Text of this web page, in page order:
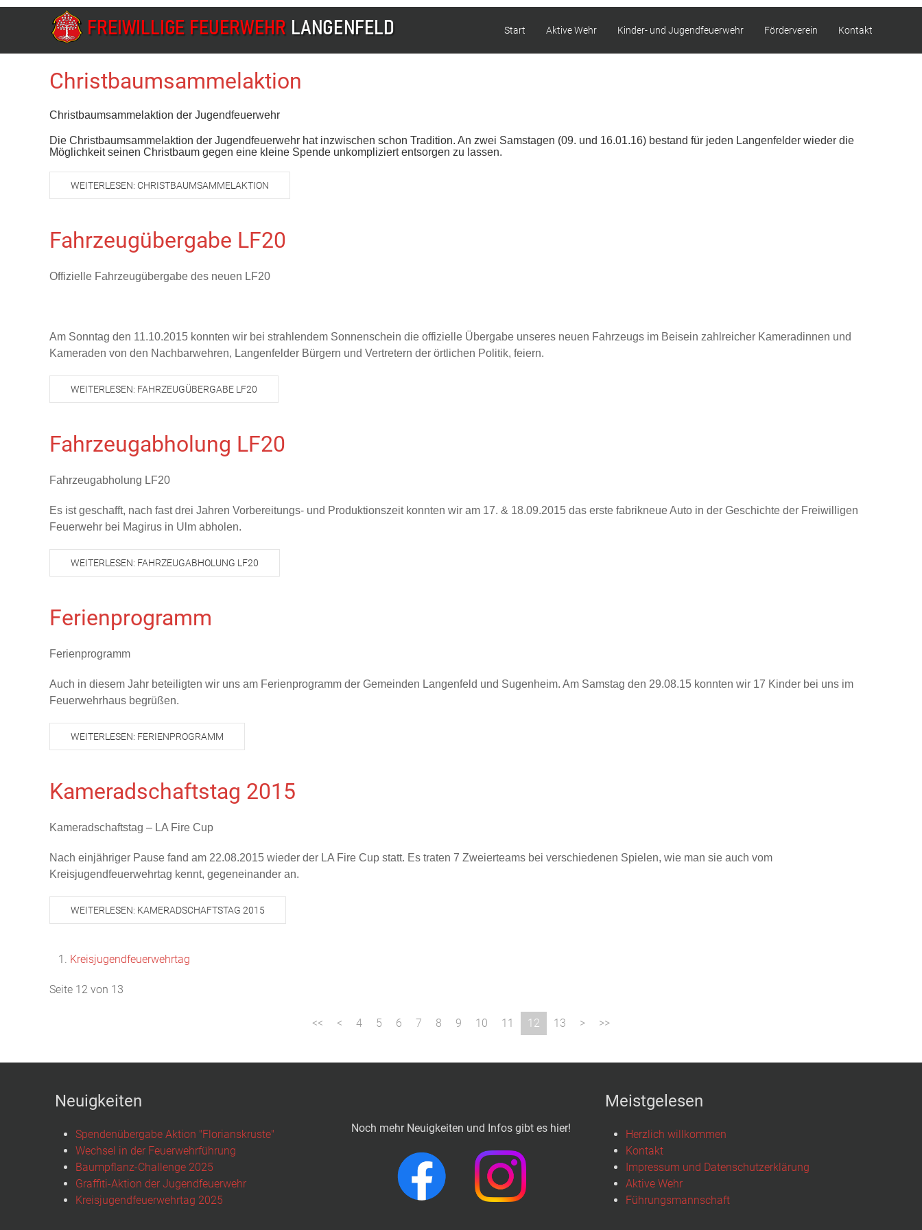
Start Aktive Wehr Kinder- und Jugendfeuerwehr Förderverein Kontakt
Christbaumsammelaktion
Christbaumsammelaktion der Jugendfeuerwehr
Die Christbaumsammelaktion der Jugendfeuerwehr hat inzwischen schon Tradition. An zwei Samstagen (09. und 16.01.16) bestand für jeden Langenfelder wieder die
Möglichkeit seinen Christbaum gegen eine kleine Spende unkompliziert entsorgen zu lassen.
WEITERLESEN: CHRISTBAUMSAMMELAKTION
Fahrzeugübergabe LF20
Offizielle Fahrzeugübergabe des neuen LF20
Am Sonntag den 11.10.2015 konnten wir bei strahlendem Sonnenschein die offizielle Übergabe unseres neuen Fahrzeugs im Beisein zahlreicher Kameradinnen und
Kameraden von den Nachbarwehren, Langenfelder Bürgern und Vertretern der örtlichen Politik, feiern.
WEITERLESEN: FAHRZEUGÜBERGABE LF20
Fahrzeugabholung LF20
Fahrzeugabholung LF20
Es ist geschafft, nach fast drei Jahren Vorbereitungs- und Produktionszeit konnten wir am 17. & 18.09.2015 das erste fabrikneue Auto in der Geschichte der Freiwilligen
Feuerwehr bei Magirus in Ulm abholen.
WEITERLESEN: FAHRZEUGABHOLUNG LF20
Ferienprogramm
Ferienprogramm
Auch in diesem Jahr beteiligten wir uns am Ferienprogramm der Gemeinden Langenfeld und Sugenheim. Am Samstag den 29.08.15 konnten wir 17 Kinder bei uns im
Feuerwehrhaus begrüßen.
WEITERLESEN: FERIENPROGRAMM
Kameradschaftstag 2015
Kameradschaftstag – LA Fire Cup
Nach einjähriger Pause fand am 22.08.2015 wieder der LA Fire Cup statt. Es traten 7 Zweierteams bei verschiedenen Spielen, wie man sie auch vom
Kreisjugendfeuerwehrtag kennt, gegeneinander an.
WEITERLESEN: KAMERADSCHAFTSTAG 2015
Kreisjugendfeuerwehrtag
Seite 12 von 13
4 5 6 7 8 9 10 11 12 13
Neuigkeiten
Spendenübergabe Aktion "Florianskruste"
Wechsel in der Feuerwehrführung
Baumpflanz-Challenge 2025
Graffiti-Aktion der Jugendfeuerwehr
Kreisjugendfeuerwehrtag 2025
Noch mehr Neuigkeiten und Infos gibt es hier!
Meistgelesen
Herzlich willkommen
Kontakt
Impressum und Datenschutzerklärung
Aktive Wehr
Führungsmannschaft